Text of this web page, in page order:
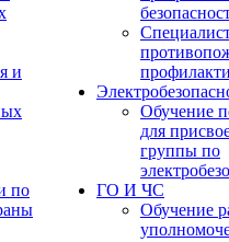
и
по
Обучение
для
группы по
ГО И ЧС
Обучение